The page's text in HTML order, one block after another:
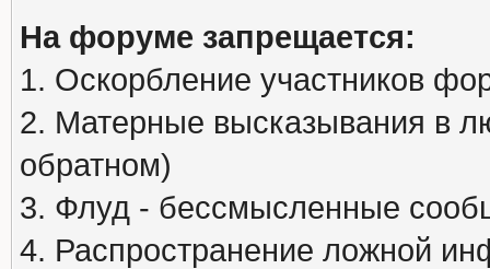
На форуме запрещается:
1. Оскорбление участников
2. Матерные высказывания в
обратном)
3. Флуд - бессмысленные
4. Распространение ложной